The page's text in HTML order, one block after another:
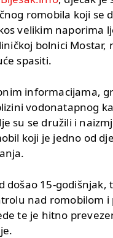
romobila koji se
velikim naporima
bolnici Mostar,
spasiti.
informacijama,
vodonatapnog
su se družili i
koji je jedno od
došao 15-godišnjak,
nad romobilom i
te je hitno